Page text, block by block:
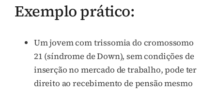
Exemplo prático:
Um jovem com trissomia do cromossomo
21 (síndrome de Down), sem condições de
inserção no mercado de trabalho, pode ter
direito ao recebimento de pensão mesmo